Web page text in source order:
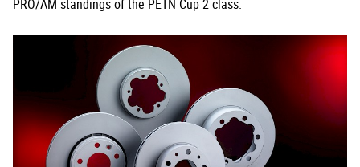
PRO/AM standings of the PETN Cup 2 class.